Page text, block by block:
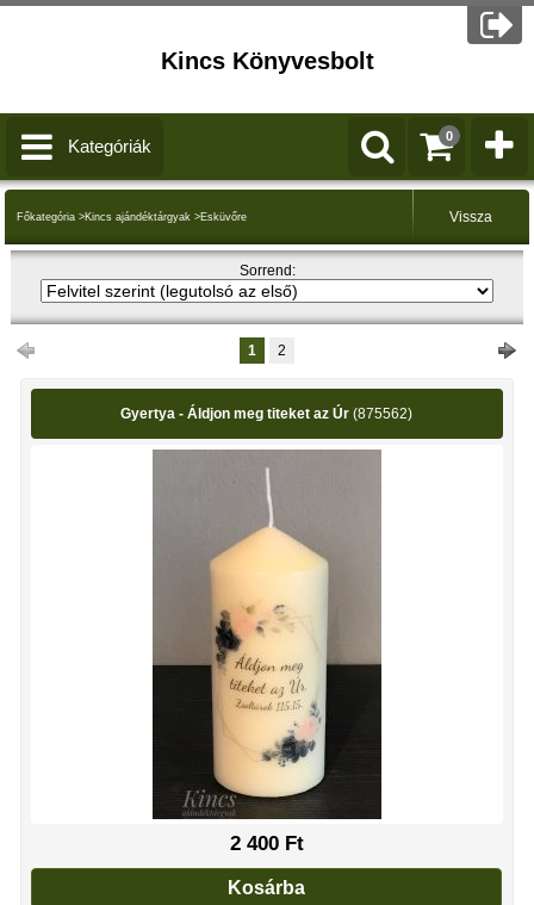
Kincs Könyvesbolt
Kategóriák 0
Főkategória >Kincs ajándéktárgyak >Esküvőre
Sorrend:
1 2
Gyertya - Áldjon meg titeket az Úr(875562)
2 400Ft
Kosárba